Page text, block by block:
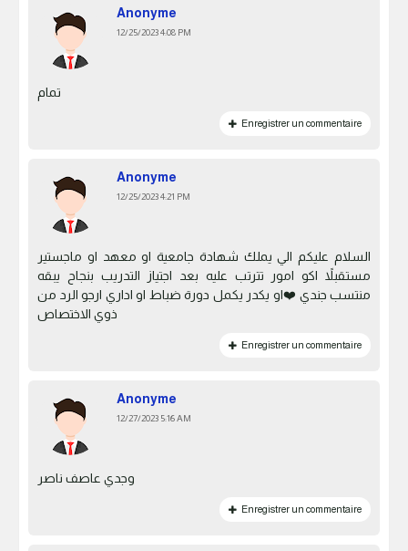
Anonyme
12/25/2023 4:08 PM
تمام
Enregistrer un commentaire
Anonyme
12/25/2023 4:21 PM
السلام عليكم الي يملك شهادة جامعية او معهد او ماجستير
مستقبلاً اكو امور تترتب عليه بعد اجتياز التدريب بنجاح يبقه
منتسب جندي ❤️او يكدر يكمل دورة ضباط او اداري ارجو الرد من
ذوي الاختصاص
Enregistrer un commentaire
Anonyme
12/27/2023 5:16 AM
وجدي عاصف ناصر
Enregistrer un commentaire